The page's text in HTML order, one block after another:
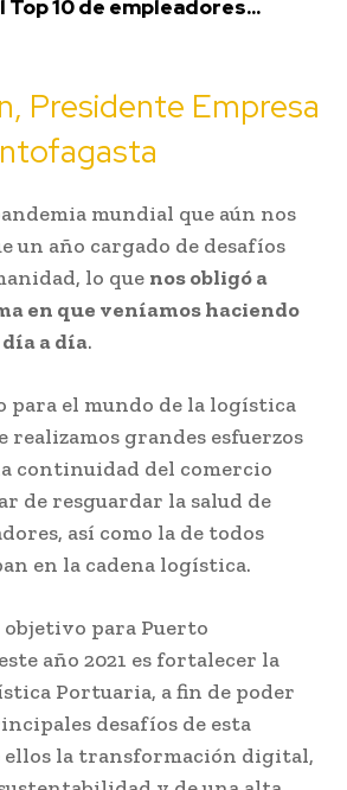
10 de empleadores...
Presidente Empresa
mundial que aún nos
un año cargado de desafíos
lo que nos obligó a
en que veníamos haciendo
a día.
para el mundo de la logística
realizamos grandes esfuerzos
continuidad del comercio
de resguardar la salud de
así como la de todos
en la cadena logística.
para Puerto
año 2021 es fortalecer la
Portuaria, a fin de poder
desafíos de esta
la transformación digital,